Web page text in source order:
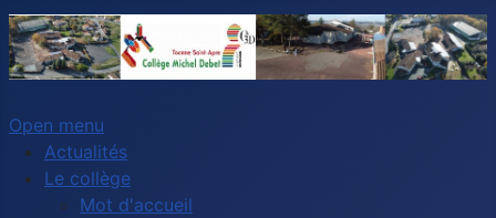
Open menu
Actualités
Le collège
Mot d'accueil